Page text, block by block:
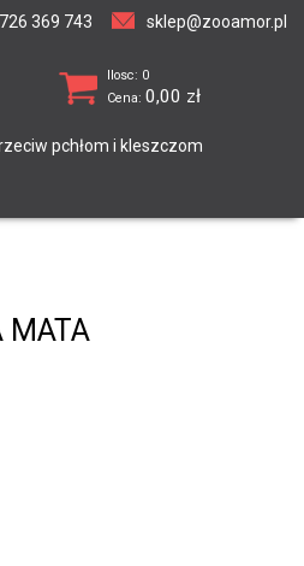
369 743 sklep@zooamor.pl
Ilosc: 0
Cena: 0,00 zł
pchłom i kleszczom
MATA